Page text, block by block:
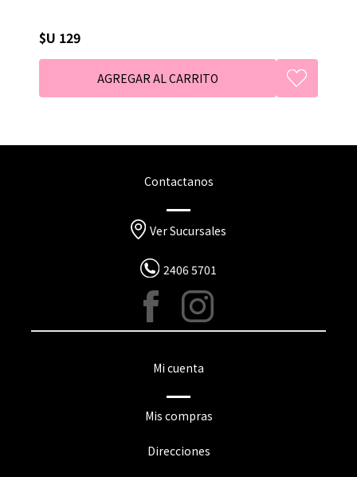
$U 129
Contactanos
Ver Sucursales
2406 5701
Mi cuenta
Mis compras
Direcciones